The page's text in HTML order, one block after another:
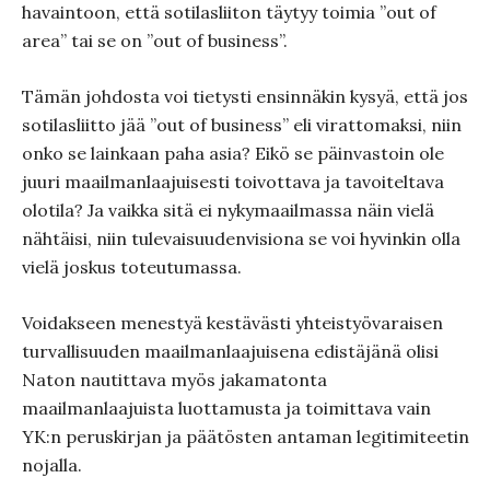
havaintoon, että sotilasliiton täytyy toimia ”out of
area” tai se on ”out of business”.
Tämän johdosta voi tietysti ensinnäkin kysyä, että jos
sotilasliitto jää ”out of business” eli virattomaksi, niin
onko se lainkaan paha asia? Eikö se päinvastoin ole
juuri maailmanlaajuisesti toivottava ja tavoiteltava
olotila? Ja vaikka sitä ei nykymaailmassa näin vielä
nähtäisi, niin tulevaisuudenvisiona se voi hyvinkin olla
vielä joskus toteutumassa.
Voidakseen menestyä kestävästi yhteistyövaraisen
turvallisuuden maailmanlaajuisena edistäjänä olisi
Naton nautittava myös jakamatonta
maailmanlaajuista luottamusta ja toimittava vain
YK:n peruskirjan ja päätösten antaman legitimiteetin
nojalla.